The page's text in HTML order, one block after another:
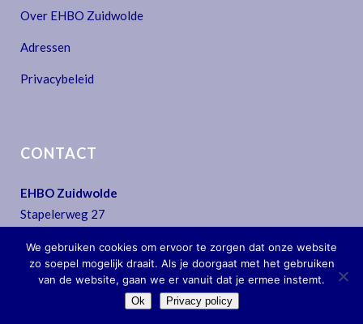
Over EHBO Zuidwolde
Adressen
Privacybeleid
CONTACT
EHBO Zuidwolde
Stapelerweg 27
T:0522 - 44 30 07
secretariaat@ehbo-zuidwolde.nl
We gebruiken cookies om ervoor te zorgen dat onze website
zo soepel mogelijk draait. Als je doorgaat met het gebruiken
van de website, gaan we er vanuit dat je ermee instemt.
Ok Privacy policy